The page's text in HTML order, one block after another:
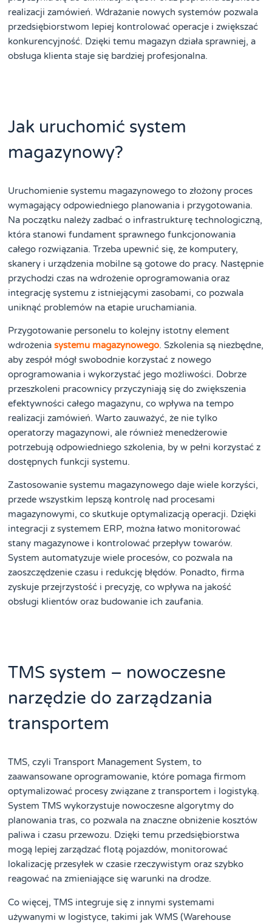
realizacji zamówień. Wdrażanie nowych systemów pozwala
przedsiębiorstwom lepiej kontrolować operacje i zwiększać
konkurencyjność. Dzięki temu magazyn działa sprawniej, a
obsługa klienta staje się bardziej profesjonalna.
Jak uruchomić system
magazynowy?
Uruchomienie systemu magazynowego to złożony proces
wymagający odpowiedniego planowania i przygotowania.
Na początku należy zadbać o infrastrukturę technologiczną,
która stanowi fundament sprawnego funkcjonowania
całego rozwiązania. Trzeba upewnić się, że komputery,
skanery i urządzenia mobilne są gotowe do pracy. Następnie
przychodzi czas na wdrożenie oprogramowania oraz
integrację systemu z istniejącymi zasobami, co pozwala
uniknąć problemów na etapie uruchamiania.
Przygotowanie personelu to kolejny istotny element
wdrożeniasystemu magazynowego. Szkolenia są niezbędne,
aby zespół mógł swobodnie korzystać z nowego
oprogramowania i wykorzystać jego możliwości. Dobrze
przeszkoleni pracownicy przyczyniają się do zwiększenia
efektywności całego magazynu, co wpływa na tempo
realizacji zamówień. Warto zauważyć, że nie tylko
operatorzy magazynowi, ale również menedżerowie
potrzebują odpowiedniego szkolenia, by w pełni korzystać z
dostępnych funkcji systemu.
Zastosowanie systemu magazynowego daje wiele korzyści,
przede wszystkim lepszą kontrolę nad procesami
magazynowymi, co skutkuje optymalizacją operacji. Dzięki
integracji z systemem ERP, można łatwo monitorować
stany magazynowe i kontrolować przepływ towarów.
System automatyzuje wiele procesów, co pozwala na
zaoszczędzenie czasu i redukcję błędów. Ponadto, firma
zyskuje przejrzystość i precyzję, co wpływa na jakość
obsługi klientów oraz budowanie ich zaufania.
TMS system – nowoczesne
narzędzie do zarządzania
transportem
TMS, czyli Transport Management System, to
zaawansowane oprogramowanie, które pomaga firmom
optymalizować procesy związane z transportem i logistyką.
System TMS wykorzystuje nowoczesne algorytmy do
planowania tras, co pozwala na znaczne obniżenie kosztów
paliwa i czasu przewozu. Dzięki temu przedsiębiorstwa
mogą lepiej zarządzać flotą pojazdów, monitorować
lokalizację przesyłek w czasie rzeczywistym oraz szybko
reagować na zmieniające się warunki na drodze.
Co więcej, TMS integruje się z innymi systemami
używanymi w logistyce, takimi jak WMS (Warehouse